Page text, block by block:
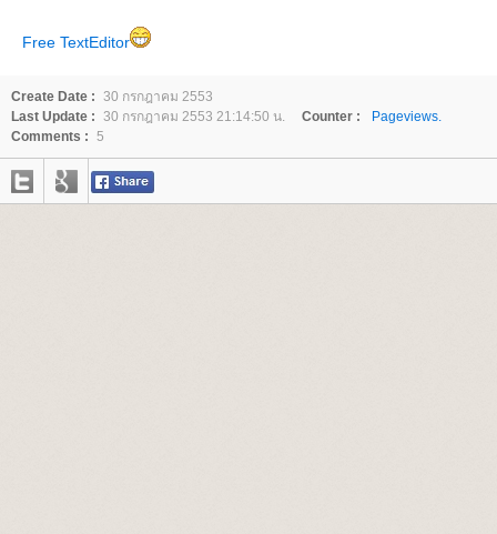
Free TextEditor
Create Date : 30 กรกฎาคม 2553
Last Update : 30 กรกฎาคม 2553 21:14:50 น. Counter :
Pageviews.
Comments : 5